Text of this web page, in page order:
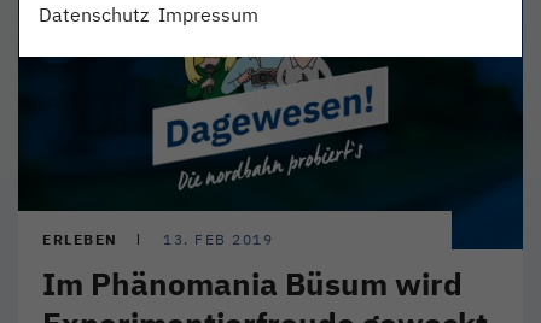
ERLEBEN 13. FEB 2019
Im Phänomania Büsum wird
Datenschutz Impressum